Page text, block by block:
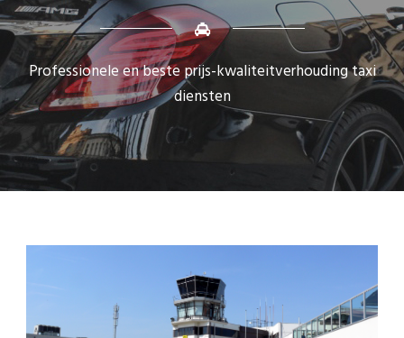
Professionele en beste prijs-kwaliteitverhouding taxi
diensten